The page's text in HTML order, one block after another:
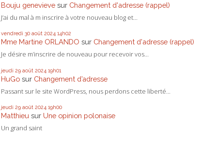
Bouju genevieve sur Changement d'adresse (rappel)
J’ai du mal à m inscrire à votre nouveau blog et...
vendredi 30 août 2024 14h02
Mme Martine ORLANDO sur Changement d'adresse (rappel)
Je désire m’inscrire de nouveau pour recevoir vos...
jeudi 29 août 2024 19h01
HuGo sur Changement d’adresse
Passant sur le site WordPress, nous perdons cette liberté...
jeudi 29 août 2024 19h00
Matthieu sur Une opinion polonaise
Un grand saint